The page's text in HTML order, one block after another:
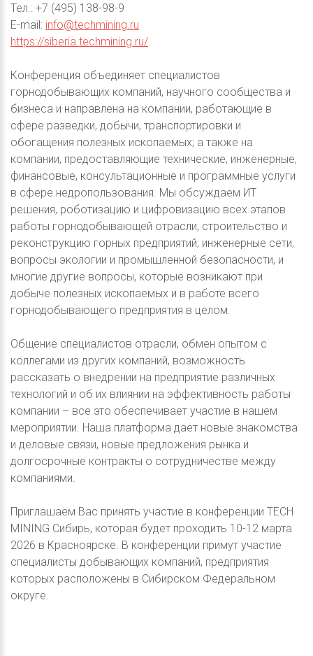
Тел.: +7 (495) 138-98-9
E-mail: info@techmining.ru
https://siberia.techmining.ru/
Конференция объединяет специалистов
горнодобывающих компаний, научного сообщества и
бизнеса и направлена на компании, работающие в
сфере разведки, добычи, транспортировки и
обогащения полезных ископаемых; а также на
компании, предоставляющие технические, инженерные,
финансовые, консультационные и программные услуги
в сфере недропользования. Мы обсуждаем ИТ
решения, роботизацию и цифровизацию всех этапов
работы горнодобывающей отрасли, строительство и
реконструкцию горных предприятий, инженерные сети,
вопросы экологии и промышленной безопасности, и
многие другие вопросы, которые возникают при
добыче полезных ископаемых и в работе всего
горнодобывающего предприятия в целом.
Общение специалистов отрасли, обмен опытом с
коллегами из других компаний, возможность
рассказать о внедрении на предприятие различных
технологий и об их влиянии на эффективность работы
компании – все это обеспечивает участие в нашем
мероприятии. Наша платформа дает новые знакомства
и деловые связи, новые предложения рынка и
долгосрочные контракты о сотрудничестве между
компаниями.
Приглашаем Вас принять участие в конференции TECH
MINING Сибирь, которая будет проходить 10-12 марта
2026 в Красноярске. В конференции примут участие
специалисты добывающих компаний, предприятия
которых расположены в Сибирском Федеральном
округе.